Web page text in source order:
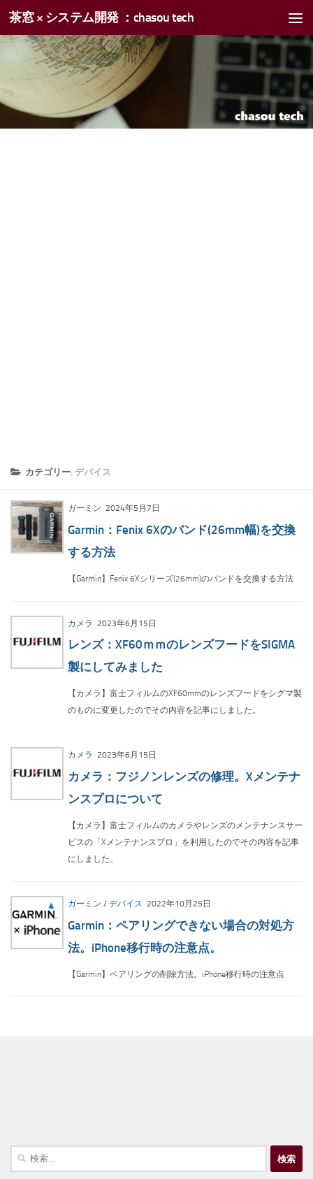
コンテンツへスキップ
茶窓 × システム開発 ：chasou tech
カテゴリー: デバイス
ガーミン 2024年5月7日
Garmin：Fenix 6Xのバンド(26mm幅)を交換
する方法
【Garmin】Fenix 6Xシリーズ(26mm)のバンドを交換する方法
カメラ 2023年6月15日
レンズ：XF60ｍｍのレンズフードをSIGMA
製にしてみました
【カメラ】富士フィルムのXF60mmのレンズフードをシグマ製
のものに変更したのでその内容を記事にしました。
カメラ 2023年6月15日
カメラ：フジノンレンズの修理。Xメンテナ
ンスプロについて
【カメラ】富士フィルムのカメラやレンズのメンテナンスサー
ビスの「Xメンテナンスプロ」を利用したのでその内容を記事
にしました。
ガーミン / デバイス 2022年10月25日
Garmin：ペアリングできない場合の対処方
法。iPhone移行時の注意点。
【Garmin】ペアリングの削除方法。iPhone移行時の注意点
検